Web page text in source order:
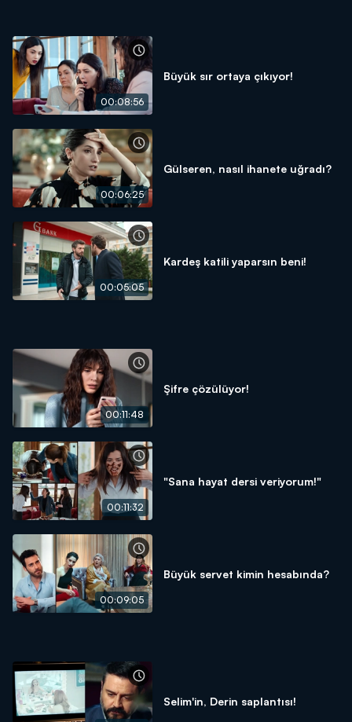
00:08:56
Büyük sır ortaya çıkıyor!
00:06:25
Gülseren, nasıl ihanete uğradı?
00:05:05
Kardeş katili yaparsın beni!
00:11:48
Şifre çözülüyor!
00:11:32
"Sana hayat dersi veriyorum!"
00:09:05
Büyük servet kimin hesabında?
Selim'in, Derin saplantısı!